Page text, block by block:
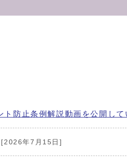
ト防止条例解説動画を公開して
[2026年7月15日]